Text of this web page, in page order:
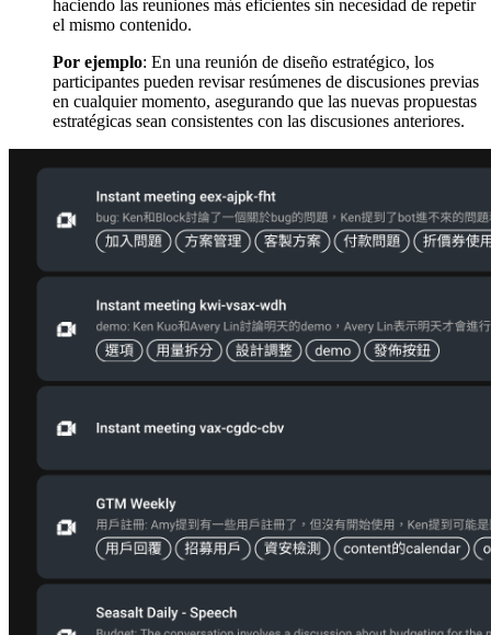
haciendo las reuniones más eficientes sin necesidad de repetir
el mismo contenido.
Por ejemplo: En una reunión de diseño estratégico, los
participantes pueden revisar resúmenes de discusiones previas
en cualquier momento, asegurando que las nuevas propuestas
estratégicas sean consistentes con las discusiones anteriores.